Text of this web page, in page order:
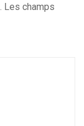
Les champs